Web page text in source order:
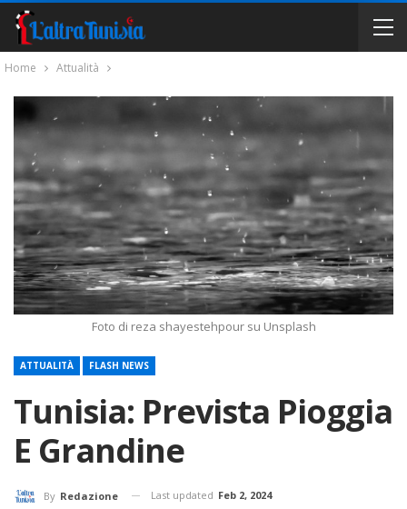
Home Attualità
Foto di reza shayestehpour su Unsplash
ATTUALITÀ FLASH NEWS
Tunisia: Prevista Pioggia
E Grandine
By Redazione Last updated Feb 2, 2024